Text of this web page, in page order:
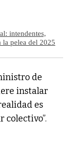
intendentes,
la pelea del 2025
de
instalar
es
colectivo”.